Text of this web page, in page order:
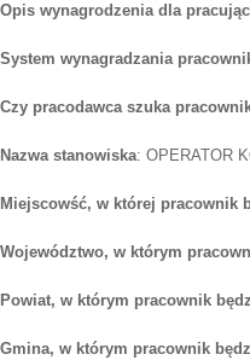
Opis wynagrodzenia dla
System wynagradzania
Czy pracodawca szuka
Nazwa stanowiska: OPERATOR
Miejscowść, w której pracownik
Województwo, w którym
Powiat, w którym pracownik
Gmina, w którym pracownik